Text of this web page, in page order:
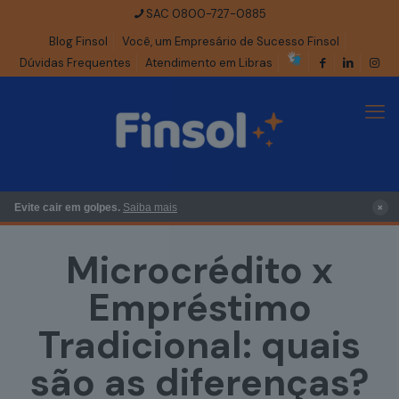
SAC 0800-727-0885
Blog Finsol
Você, um Empresário de Sucesso Finsol
Dúvidas Frequentes
Atendimento em Libras
Evite cair em golpes. Saiba mais ×
Microcrédito x
Empréstimo
Tradicional: quais
são as diferenças?